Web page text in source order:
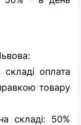
оплата
товару
складі: 50%